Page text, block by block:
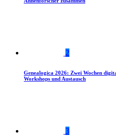
2
Genealogica 2026: Zwei Wochen
Workshops und Austausch
3